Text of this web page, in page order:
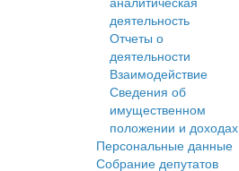
деятельность
Отчеты о
деятельности
Взаимодействие
Сведения об
имущественном
положении и доходах
Персональные данные
Собрание депутатов